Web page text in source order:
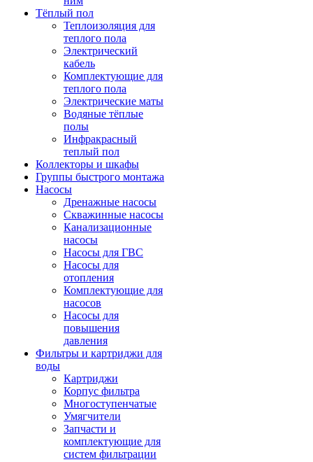
Тёплый пол
Теплоизоляция для
теплого пола
Электрический
кабель
Комплектующие для
теплого пола
Электрические маты
Водяные тёплые
полы
Инфракрасный
теплый пол
Коллекторы и шкафы
Группы быстрого монтажа
Насосы
Дренажные насосы
Скважинные насосы
Канализационные
насосы
Насосы для ГВС
Насосы для
отопления
Комплектующие для
насосов
Насосы для
повышения
давления
Фильтры и картриджи для
воды
Картриджи
Корпус фильтра
Многоступенчатые
Умягчители
Запчасти и
комплектующие для
систем фильтрации